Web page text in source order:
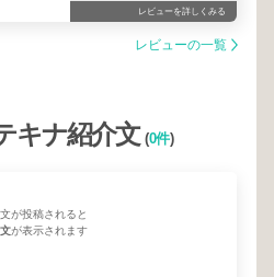
レビューを詳しくみる
レビューの一覧
キナ紹介文(0件)
が投稿されると
が表示されます